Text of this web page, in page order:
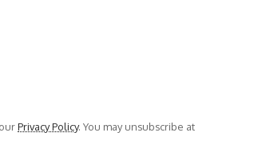
Privacy Policy. You may unsubscribe at